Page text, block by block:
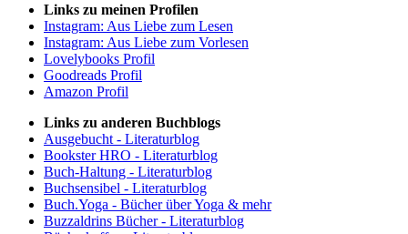
Links zu meinen Profilen
Instagram: Aus Liebe zum Lesen
Instagram: Aus Liebe zum Vorlesen
Lovelybooks Profil
Goodreads Profil
Amazon Profil
Links zu anderen Buchblogs
Ausgebucht - Literaturblog
Bookster HRO - Literaturblog
Buch-Haltung - Literaturblog
Buchsensibel - Literaturblog
Buch.Yoga - Bücher über Yoga & mehr
Buzzaldrins Bücher - Literaturblog